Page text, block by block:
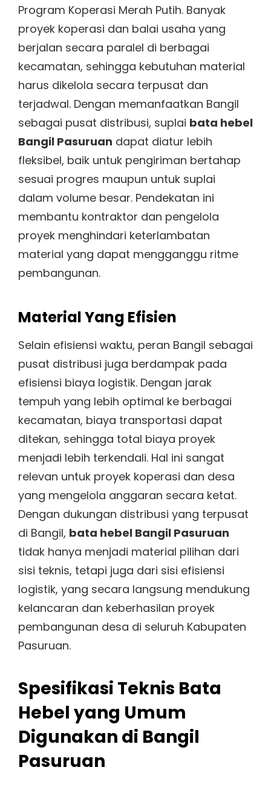
Program Koperasi Merah Putih. Banyak
proyek koperasi dan balai usaha yang
berjalan secara paralel di berbagai
kecamatan, sehingga kebutuhan material
harus dikelola secara terpusat dan
terjadwal. Dengan memanfaatkan Bangil
sebagai pusat distribusi, suplai bata hebel
Bangil Pasuruan dapat diatur lebih
fleksibel, baik untuk pengiriman bertahap
sesuai progres maupun untuk suplai
dalam volume besar. Pendekatan ini
membantu kontraktor dan pengelola
proyek menghindari keterlambatan
material yang dapat mengganggu ritme
pembangunan.
Material Yang Efisien
Selain efisiensi waktu, peran Bangil sebagai
pusat distribusi juga berdampak pada
efisiensi biaya logistik. Dengan jarak
tempuh yang lebih optimal ke berbagai
kecamatan, biaya transportasi dapat
ditekan, sehingga total biaya proyek
menjadi lebih terkendali. Hal ini sangat
relevan untuk proyek koperasi dan desa
yang mengelola anggaran secara ketat.
Dengan dukungan distribusi yang terpusat
di Bangil, bata hebel Bangil Pasuruan
tidak hanya menjadi material pilihan dari
sisi teknis, tetapi juga dari sisi efisiensi
logistik, yang secara langsung mendukung
kelancaran dan keberhasilan proyek
pembangunan desa di seluruh Kabupaten
Pasuruan.
Spesifikasi Teknis Bata
Hebel yang Umum
Digunakan di Bangil
Pasuruan